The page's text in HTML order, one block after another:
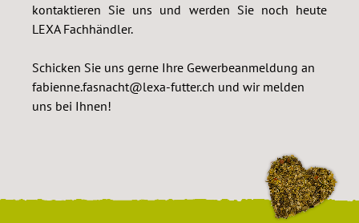
kontaktieren Sie uns und werden Sie noch heute
LEXA Fachhändler.
Schicken Sie uns gerne Ihre Gewerbeanmeldung an
fabienne.fasnacht@lexa-futter.ch und wir melden
uns bei Ihnen!